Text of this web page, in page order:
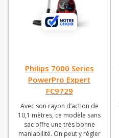
Philips 7000 Series
PowerPro Expert
FC9729
Avec son rayon d’action de
10,1 mètres, ce modèle sans
sac offre une très bonne
maniabilité. On peut y régler